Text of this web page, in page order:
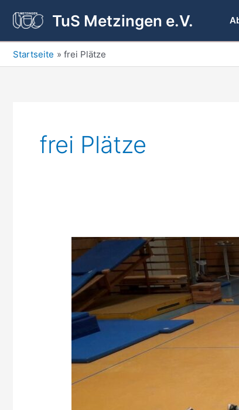
Inhalt
TuS Metzingen e.V.
Startseite frei Plätze
frei Plätze